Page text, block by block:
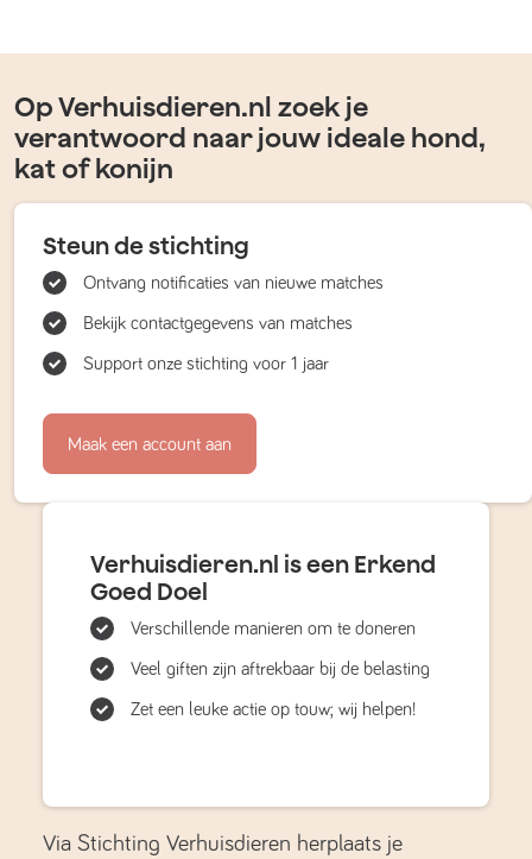
Op Verhuisdieren.nl zoek je
verantwoord naar jouw ideale hond,
kat of konijn
Steun de stichting
Ontvang notificaties van nieuwe matches
Bekijk contactgegevens van matches
Support onze stichting voor 1 jaar
Maak een account aan
Verhuisdieren.nl is een Erkend
Goed Doel
Verschillende manieren om te doneren
Veel giften zijn aftrekbaar bij de belasting
Zet een leuke actie op touw; wij helpen!
Via Stichting Verhuisdieren herplaats je